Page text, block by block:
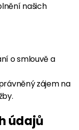
našich
o smlouvě a
zájem na
údajů